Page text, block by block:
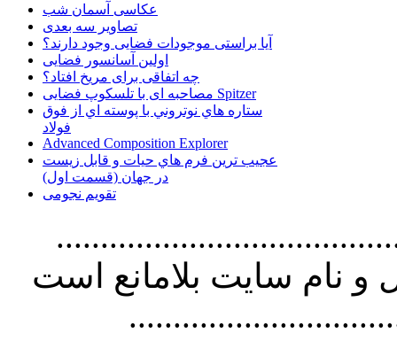
عکاسی آسمان شب
تصاویر سه بعدی
آیا براستی موجودات فضایی وجود دارند؟
اولین آسانسور فضایی
چه اتفاقی برای مریخ افتاد؟
مصاحبه ای با تلسکوپ فضایی Spitzer
ستاره هاي نوتروني با پوسته اي از فوق
فولاد
Advanced Composition Explorer
عجیب ترین فرم هاي حيات و قابل زيست
در جهان (قسمت اول)
تقویم نجومی
استفاده از
نام سايت بلامانع است